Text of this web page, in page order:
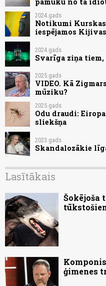
2024.gads
Notikumi
iespējamos
2024.gads
Svarīga ziņa
2025.gads
VIDEO. Kā
mūziku?
2025.gads
Odu draudi:
sliekšņa
2023.gads
Skandalozākie
Lasītākais
Šokējoša
ģimenes